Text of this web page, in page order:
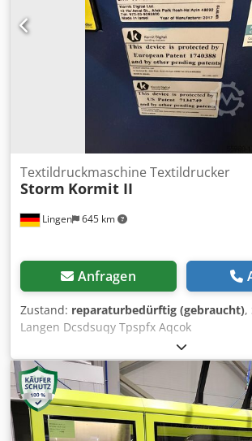
Kanal - Druckköpfe: 64x Spectra Polaris
Druckbreite: bis zu 180 cm -
200 m²/h - Druckauflösung: 400–1200 dpi
600 dpi, 6-Pass, Interlaced) -
Farbe - Gewicht: ca. 3.500 kg -
25 kW, 110/220 V, 50/60 Hz
Lingen 645 km
Textildruckmaschine Textildrucker
Storm Kormit II
Anfragen
Zustand: reparaturbedürftig (gebraucht),
Langen Dcsdsuqy Tpspfx Aqcok